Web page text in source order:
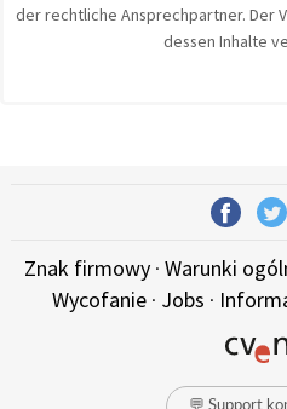
der rechtliche Ansprechpartner. Der
dessen Inhalte
Znak firmowy· Warunki
Wycofanie · Jobs ·
💬 Support